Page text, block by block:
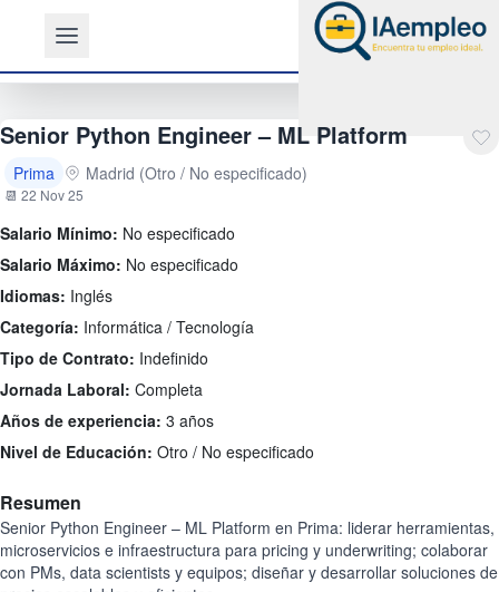
Senior Python Engineer – ML Platform
Prima Madrid (Otro / No especificado)
📆 22 Nov 25
Salario Mínimo: No especificado
Salario Máximo: No especificado
Idiomas: Inglés
Categoría: Informática / Tecnología
Tipo de Contrato: Indefinido
Jornada Laboral: Completa
Años de experiencia: 3 años
Nivel de Educación: Otro / No especificado
Resumen
Senior Python Engineer – ML Platform en Prima: liderar herramientas,
microservicios e infraestructura para pricing y underwriting; colaborar
con PMs, data scientists y equipos; diseñar y desarrollar soluciones de